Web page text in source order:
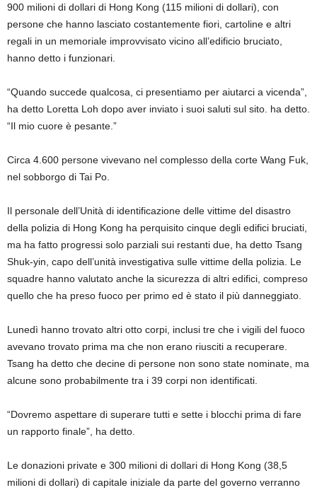
900 milioni di dollari di Hong Kong (115 milioni di dollari), con
persone che hanno lasciato costantemente fiori, cartoline e altri
regali in un memoriale improvvisato vicino all’edificio bruciato,
hanno detto i funzionari.
“Quando succede qualcosa, ci presentiamo per aiutarci a vicenda”,
ha detto Loretta Loh dopo aver inviato i suoi saluti sul sito. ha detto.
“Il mio cuore è pesante.”
Circa 4.600 persone vivevano nel complesso della corte Wang Fuk,
nel sobborgo di Tai Po.
Il personale dell’Unità di identificazione delle vittime del disastro
della polizia di Hong Kong ha perquisito cinque degli edifici bruciati,
ma ha fatto progressi solo parziali sui restanti due, ha detto Tsang
Shuk-yin, capo dell’unità investigativa sulle vittime della polizia. Le
squadre hanno valutato anche la sicurezza di altri edifici, compreso
quello che ha preso fuoco per primo ed è stato il più danneggiato.
Lunedì hanno trovato altri otto corpi, inclusi tre che i vigili del fuoco
avevano trovato prima ma che non erano riusciti a recuperare.
Tsang ha detto che decine di persone non sono state nominate, ma
alcune sono probabilmente tra i 39 corpi non identificati.
“Dovremo aspettare di superare tutti e sette i blocchi prima di fare
un rapporto finale”, ha detto.
Le donazioni private e 300 milioni di dollari di Hong Kong (38,5
milioni di dollari) di capitale iniziale da parte del governo verranno